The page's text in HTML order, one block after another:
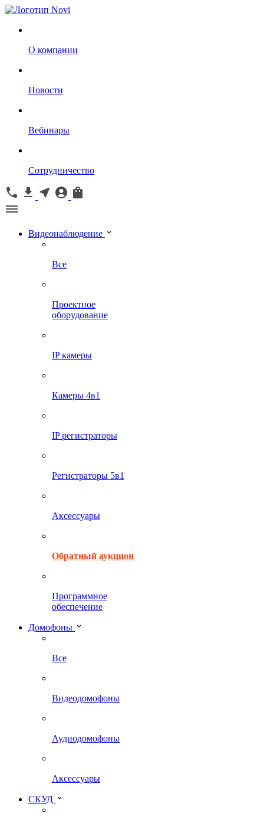
О компании
Новости
Вебинары
Сотрудничество
Видеонаблюдение
Все
Проектное
оборудование
IP камеры
Камеры 4в1
IP регистраторы
Регистраторы 5в1
Аксессуары
Обратный аукцион
Программное
обеспечение
Домофоны
Все
Видеодомофоны
Аудиодомофоны
Аксессуары
СКУД